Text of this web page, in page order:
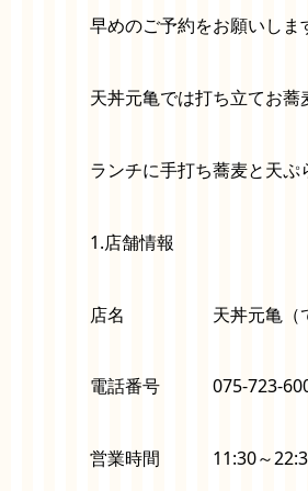
早めのご予約をお願いしま
天丼元亀では打ち立てお
ランチに手打ち蕎麦と天
1.店舗情報
店名 天丼元亀（てん
電話番号 075-723-
営業時間 11:30～22:30